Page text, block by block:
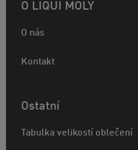
O LIQUI MOLY
O nás
Kontakt
Ostatní
Tabulka velikostí oblečení